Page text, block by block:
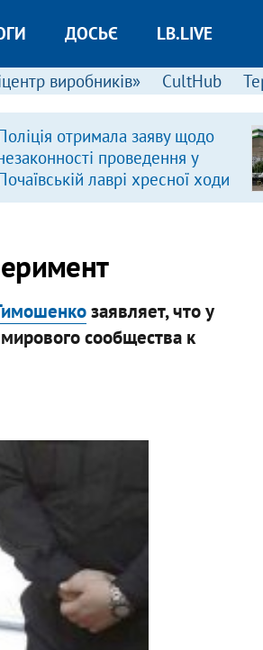
ДОСЬЄ LB.LIVE
виробників» CultHub
отримала заяву щодо
проведення у
лаврі хресної ходи
заявляет, что у
сообщества к